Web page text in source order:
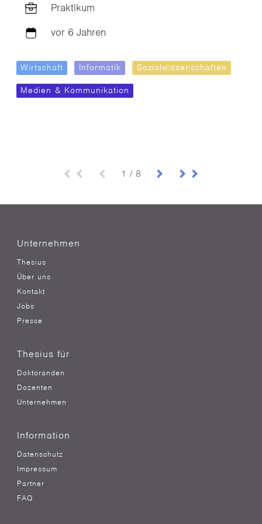
Praktikum
vor 6 Jahren
Wirtschaft Informatik Sozialwissenschaften
Medien & Kommunikation
1 / 8
Unternehmen
Thesius
Über uns
Kontakt
Jobs
Presse
Thesius für
Doktoranden
Dozenten
Unternehmen
Information
Datenschutz
Impressum
Partner
FAQ